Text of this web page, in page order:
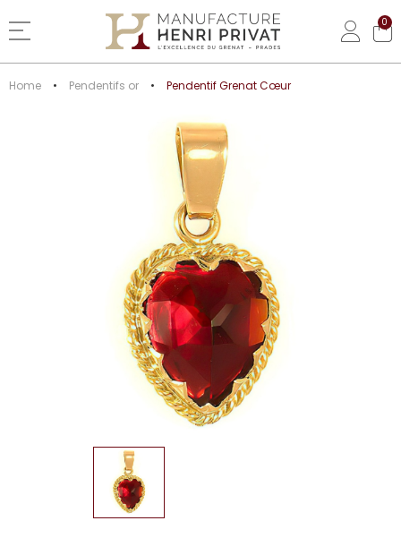
Basculer la navigation
0
Home Pendentifs or Pendentif Grenat Cœur